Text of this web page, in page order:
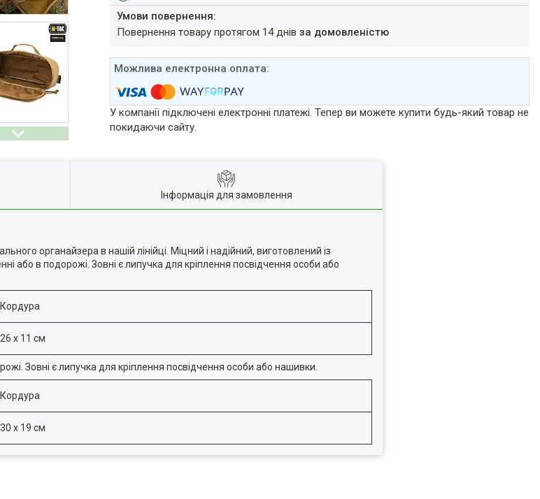
повернення товару протягом 14 днівза домовленістю
У компанії підключені електронні платежі. Тепер ви можете купити будь-який товар не
покидаючи сайту.
Інформація для замовлення
органайзера в нашій лінійці. Міцний і надійний, виготовлений із
або в подорожі. Зовні є липучка для кріплення посвідчення особи або
Кордура
26 х 11 см
Зовні є липучка для кріплення посвідчення особи або нашивки.
Кордура
30 х 19 см